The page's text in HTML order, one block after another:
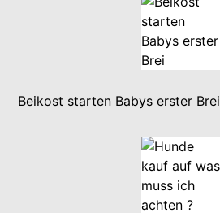
Beikost starten Babys erster Brei